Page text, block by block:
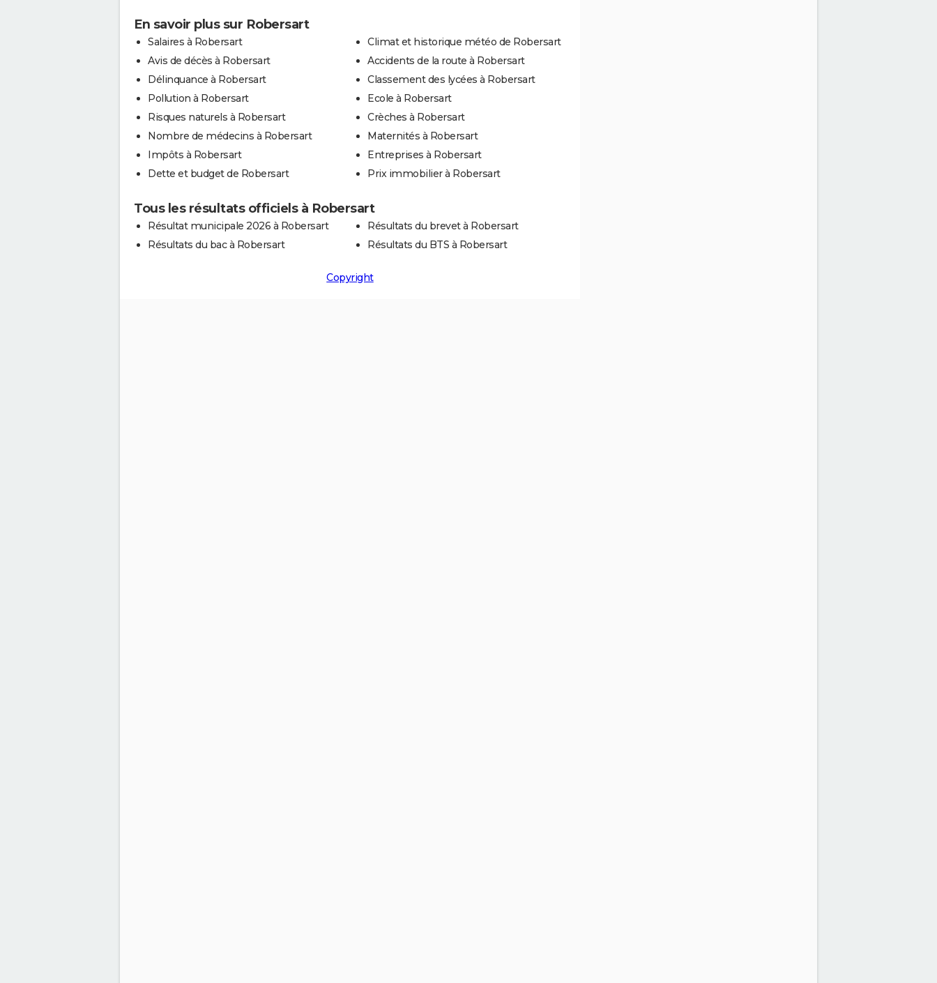
En savoir plus sur Robersart
Salaires à Robersart
Avis de décès à Robersart
Délinquance à Robersart
Pollution à Robersart
Risques naturels à Robersart
Nombre de médecins à Robersart
Impôts à Robersart
Dette et budget de Robersart
Climat et historique météo de Robersart
Accidents de la route à Robersart
Classement des lycées à Robersart
Ecole à Robersart
Crèches à Robersart
Maternités à Robersart
Entreprises à Robersart
Prix immobilier à Robersart
Tous les résultats officiels à Robersart
Résultat municipale 2026 à Robersart
Résultats du bac à Robersart
Résultats du brevet à Robersart
Résultats du BTS à Robersart
Copyright